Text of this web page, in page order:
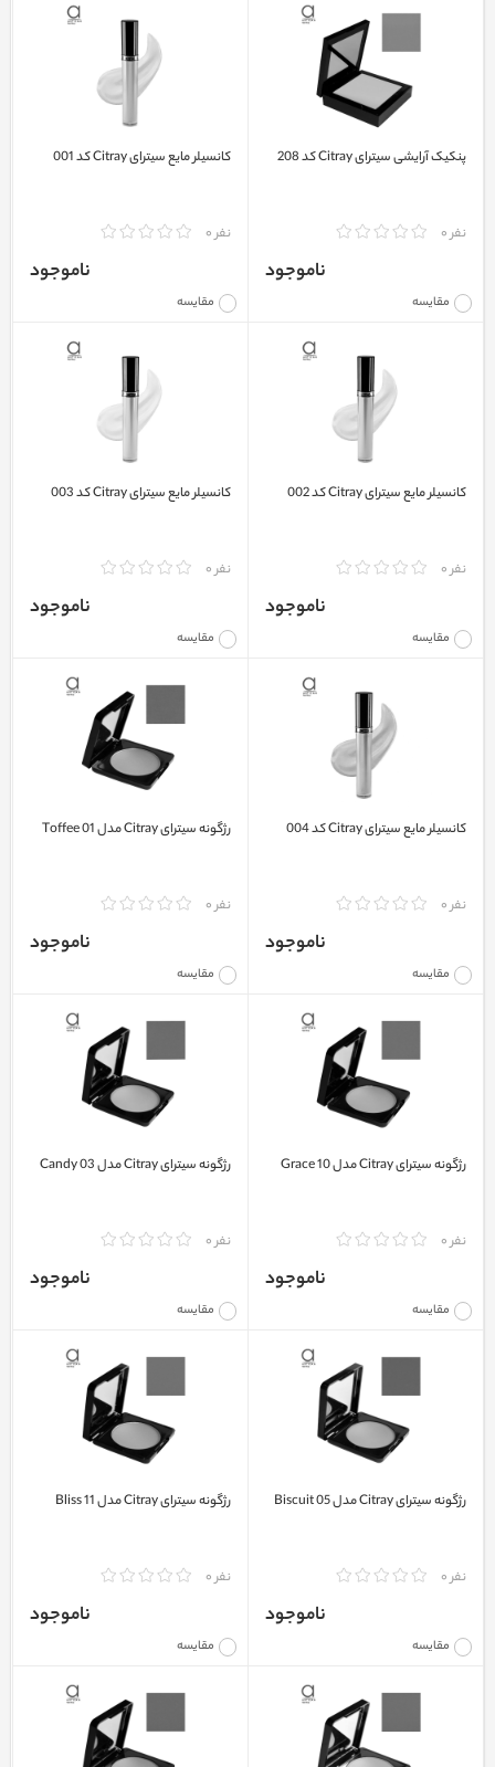
پنکیک آرایشی سیترای Citray کد 208
نفر 0
مقایسه
ناموجود
کانسیلر مایع سیترای Citray کد 001
نفر 0
مقایسه
ناموجود
کانسیلر مایع سیترای Citray کد 002
نفر 0
مقایسه
ناموجود
کانسیلر مایع سیترای Citray کد 003
نفر 0
مقایسه
ناموجود
کانسیلر مایع سیترای Citray کد 004
نفر 0
مقایسه
ناموجود
رژگونه سیترای Citray مدل Toffee 01
نفر 0
مقایسه
ناموجود
رژگونه سیترای Citray مدل Grace 10
نفر 0
مقایسه
ناموجود
رژگونه سیترای Citray مدل Candy 03
نفر 0
مقایسه
ناموجود
رژگونه سیترای Citray مدل Biscuit 05
نفر 0
مقایسه
ناموجود
رژگونه سیترای Citray مدل Bliss 11
نفر 0
مقایسه
ناموجود